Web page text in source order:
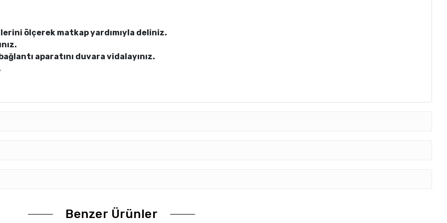
ölçerek matkap yardımıyla deliniz.
aparatını duvara vidalayınız.
Benzer Ürünler